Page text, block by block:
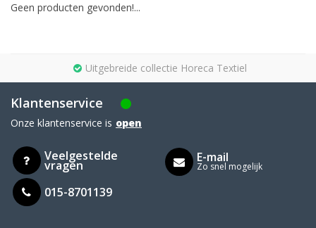
Geen producten gevonden!...
Uitgebreide collectie Horeca Textiel
Klantenservice
Onze klantenservice is open
Veelgestelde
vragen
015-8701139
E-mail
Zo snel mogelijk